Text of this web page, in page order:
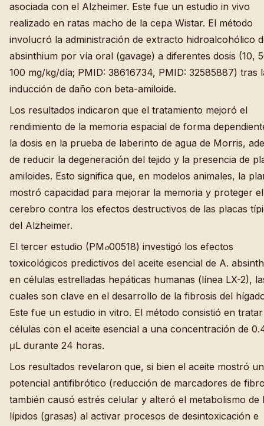
asociada con el Alzheimer. Este fue un estudio in vivo
realizado en ratas macho de la cepa Wistar. El método
involucró la administración de extracto hidroalcohólico
absinthium por vía oral (gavage) a diferentes dosis (10,
100 mg/kg/día; PMID: 38616734, PMID: 32585887) tras
inducción de daño con beta-amiloide.
Los resultados indicaron que el tratamiento mejoró el
rendimiento de la memoria espacial de forma
la dosis en la prueba de laberinto de agua de Morris,
de reducir la degeneración del tejido y la presencia de
amiloides. Esto significa que, en modelos animales, la
mostró capacidad para mejorar la memoria y proteger el
cerebro contra los efectos destructivos de las placas
del Alzheimer.
El tercer estudio (PM𝓸00518) investigó los efectos
toxicológicos predictivos del aceite esencial de A.
en células estrelladas hepáticas humanas (línea LX-2),
cuales son clave en el desarrollo de la fibrosis del
Este fue un estudio in vitro. El método consistió en
células con el aceite esencial a una concentración de
μL durante 24 horas.
Los resultados revelaron que, si bien el aceite mostró un
potencial antifibrótico (reducción de marcadores de
también causó estrés celular y alteró el metabolismo de
lípidos (grasas) al activar procesos de desintoxicación e